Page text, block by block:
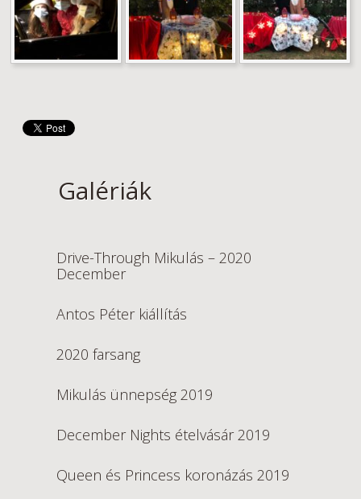
Galériák
Drive-Through Mikulás – 2020
December
Antos Péter kiállítás
2020 farsang
Mikulás ünnepség 2019
December Nights ételvásár 2019
Queen és Princess koronázás 2019